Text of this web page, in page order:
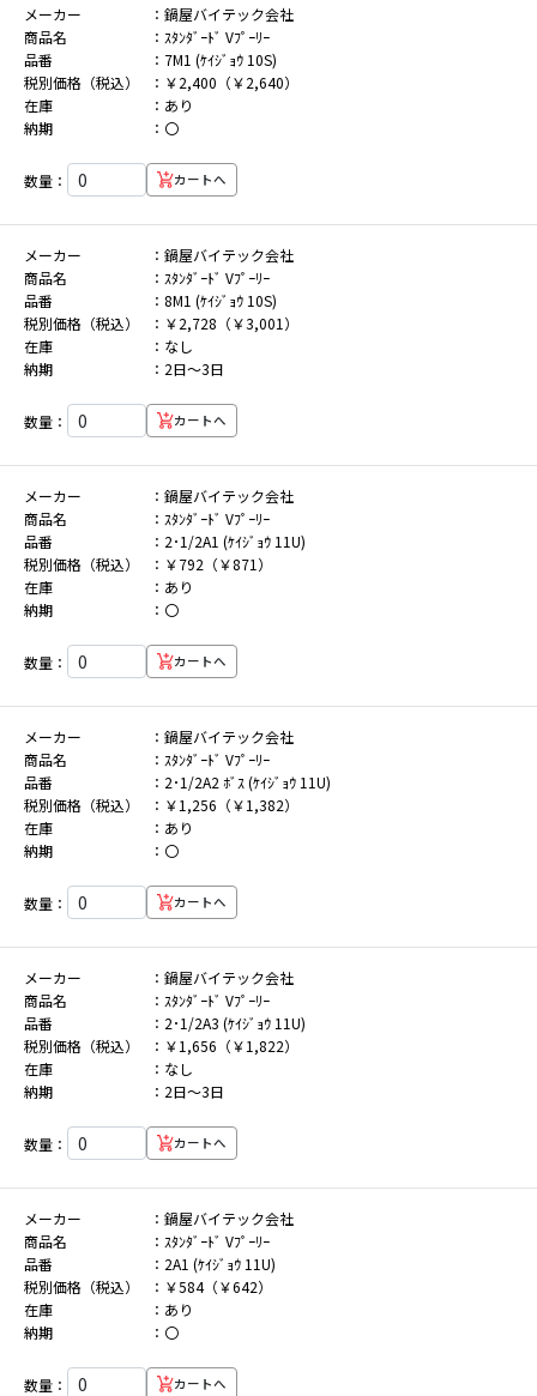
メーカー
鍋屋バイテック会社
商品名
ｽﾀﾝﾀﾞｰﾄﾞ Vﾌﾟｰﾘｰ
品番
7M1 (ｹｲｼﾞｮｳ 10S)
税別価格（税込）
￥2,400（￥2,640）
在庫
あり
納期
〇
数量： カートへ
メーカー
鍋屋バイテック会社
商品名
ｽﾀﾝﾀﾞｰﾄﾞ Vﾌﾟｰﾘｰ
品番
8M1 (ｹｲｼﾞｮｳ 10S)
税別価格（税込）
￥2,728（￥3,001）
在庫
なし
納期
2日～3日
数量： カートへ
メーカー
鍋屋バイテック会社
商品名
ｽﾀﾝﾀﾞｰﾄﾞ Vﾌﾟｰﾘｰ
品番
2･1/2A1 (ｹｲｼﾞｮｳ 11U)
税別価格（税込）
￥792（￥871）
在庫
あり
納期
〇
数量： カートへ
メーカー
鍋屋バイテック会社
商品名
ｽﾀﾝﾀﾞｰﾄﾞ Vﾌﾟｰﾘｰ
品番
2･1/2A2 ﾎﾞｽ (ｹｲｼﾞｮｳ 11U)
税別価格（税込）
￥1,256（￥1,382）
在庫
あり
納期
〇
数量： カートへ
メーカー
鍋屋バイテック会社
商品名
ｽﾀﾝﾀﾞｰﾄﾞ Vﾌﾟｰﾘｰ
品番
2･1/2A3 (ｹｲｼﾞｮｳ 11U)
税別価格（税込）
￥1,656（￥1,822）
在庫
なし
納期
2日～3日
数量： カートへ
メーカー
鍋屋バイテック会社
商品名
ｽﾀﾝﾀﾞｰﾄﾞ Vﾌﾟｰﾘｰ
品番
2A1 (ｹｲｼﾞｮｳ 11U)
税別価格（税込）
￥584（￥642）
在庫
あり
納期
〇
数量： カートへ